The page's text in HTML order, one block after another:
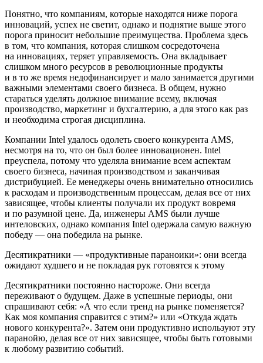
Понятно, что компаниям, которые находятся ниже порога
инноваций, успех не светит, однако и поднятие выше этого
порога приносит небольшие преимущества. Проблема здесь
в том, что компания, которая слишком сосредоточена
на инновациях, теряет управляемость. Она вкладывает
слишком много ресурсов в революционные продукты
и в то же время недофинансирует и мало занимается другими
важными элементами своего бизнеса. В общем, нужно
стараться уделять должное внимание всему, включая
производство, маркетинг и бухгалтерию, а для этого как раз
и необходима строгая дисциплина.
Компании Intel удалось одолеть своего конкурента AMS,
несмотря на то, что он был более инновационен. Intel
преуспела, потому что уделяла внимание всем аспектам
своего бизнеса, начиная производством и заканчивая
дистрибуцией. Ее менеджеры очень внимательно относились
к расходам и производственным процессам, делая все от них
зависящее, чтобы клиенты получали их продукт вовремя
и по разумной цене. Да, инженеры AMS были лучше
интеловских, однако компания Intel одержала самую важную
победу — она победила на рынке.
Десятикратники — «продуктивные параноики»: они всегда
ожидают худшего и не покладая рук готовятся к этому
Десятикратники постоянно настороже. Они всегда
переживают о будущем. Даже в успешные периоды, они
спрашивают себя: «А что если тренд на рынке поменяется?
Как моя компания справится с этим?» или «Откуда ждать
нового конкурента?». Затем они продуктивно используют эту
паранойю, делая все от них зависящее, чтобы быть готовыми
к любому развитию событий.